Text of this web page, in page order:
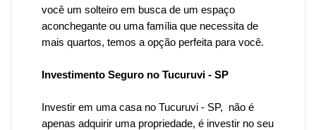
você um solteiro em busca de um espaço
aconchegante ou uma família que necessita de
mais quartos, temos a opção perfeita para você.
Investimento Seguro no Tucuruvi - SP
Investir em uma casa no Tucuruvi - SP, não é
apenas adquirir uma propriedade, é investir no seu